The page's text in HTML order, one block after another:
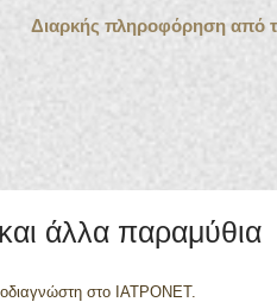
Διαρκής πληροφόρηση από
άλλα παραμύθια
στο ΙΑΤΡΟΝΕΤ.